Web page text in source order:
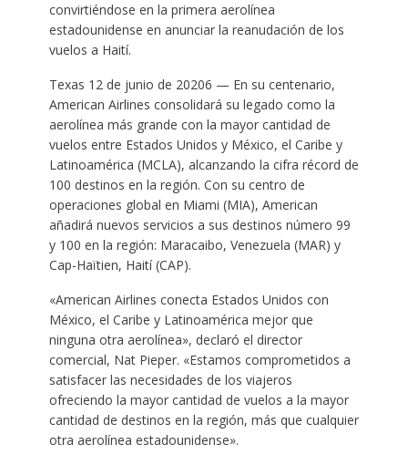
convirtiéndose en la primera aerolínea
estadounidense en anunciar la reanudación de los
vuelos a Haití.
Texas 12 de junio de 20206 — En su centenario,
American Airlines consolidará su legado como la
aerolínea más grande con la mayor cantidad de
vuelos entre Estados Unidos y México, el Caribe y
Latinoamérica (MCLA), alcanzando la cifra récord de
100 destinos en la región. Con su centro de
operaciones global en Miami (MIA), American
añadirá nuevos servicios a sus destinos número 99
y 100 en la región: Maracaibo, Venezuela (MAR) y
Cap-Haïtien, Haití (CAP).
«American Airlines conecta Estados Unidos con
México, el Caribe y Latinoamérica mejor que
ninguna otra aerolínea», declaró el director
comercial, Nat Pieper. «Estamos comprometidos a
satisfacer las necesidades de los viajeros
ofreciendo la mayor cantidad de vuelos a la mayor
cantidad de destinos en la región, más que cualquier
otra aerolínea estadounidense».